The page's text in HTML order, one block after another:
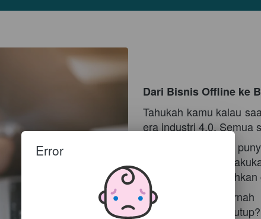
Dari Bisnis Offline ke
Tahukah kamu kalau
era industri 4.0. Semua
Bagi kamu yang
sebaiknya segera
pelanggan, atau
Pastinya k
sekali toko yang
Error